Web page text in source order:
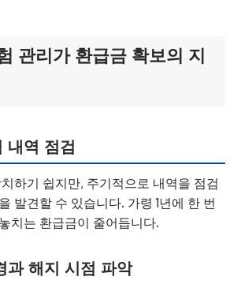
관리가 환급금 확보의 지
내역 점검
하기 쉽지만, 주기적으로 내역을 점검
발견할 수 있습니다. 가령 1년에 한 번
치는 환급금이 줄어듭니다.
과 해지 시점 파악